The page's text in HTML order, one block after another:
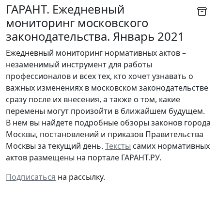
ГАРАНТ. Ежедневный
мониторинг московского
законодательства. Январь 2021
Ежедневный мониторинг нормативных актов –
незаменимый инструмент для работы
профессионалов и всех тех, кто хочет узнавать о
важных изменениях в московском законодательстве
сразу после их внесения, а также о том, какие
перемены могут произойти в ближайшем будущем.
В нем вы найдете подробные обзоры законов города
Москвы, постановлений и приказов Правительства
Москвы за текущий день. Тексты самих нормативных
актов размещены на портале ГАРАНТ.РУ.
Подписаться на рассылку.